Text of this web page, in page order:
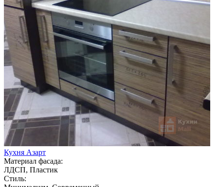
Кухня Азарт
Материал фасада:
ЛДСП, Пластик
Стиль: